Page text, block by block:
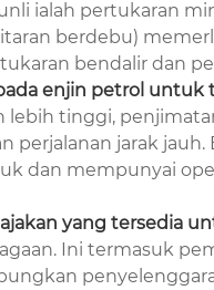
ialah pertukaran
berdebu)
bendalir dan
enjin petrol untuk
lebih tinggi,
jarak
dan mempunyai
yang tersedia
Ini termasuk